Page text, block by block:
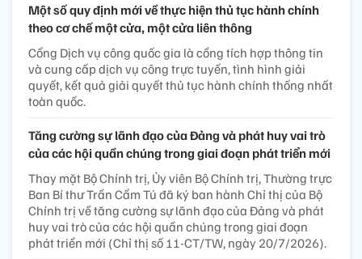
Một số quy định mới về thực hiện thủ tục hành chính
theo cơ chế một cửa, một cửa liên thông
Cổng Dịch vụ công quốc gia là cổng tích hợp thông tin
và cung cấp dịch vụ công trực tuyến, tình hình giải
quyết, kết quả giải quyết thủ tục hành chính thống nhất
toàn quốc.
Tăng cường sự lãnh đạo của Đảng và phát huy vai trò
của các hội quần chúng trong giai đoạn phát triển mới
Thay mặt Bộ Chính trị, Ủy viên Bộ Chính trị, Thường trực
Ban Bí thư Trần Cẩm Tú đã ký ban hành Chỉ thị của Bộ
Chính trị về tăng cường sự lãnh đạo của Đảng và phát
huy vai trò của các hội quần chúng trong giai đoạn
phát triển mới (Chỉ thị số 11-CT/TW, ngày 20/7/2026).